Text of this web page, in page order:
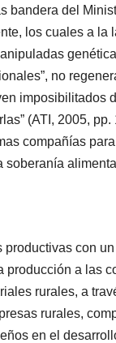
bandera del
los cuales a la
no
imposibilitados
(ATI, 2005, pp.
compañías
soberanía
con
producción a las
rurales, a
rurales,
en el